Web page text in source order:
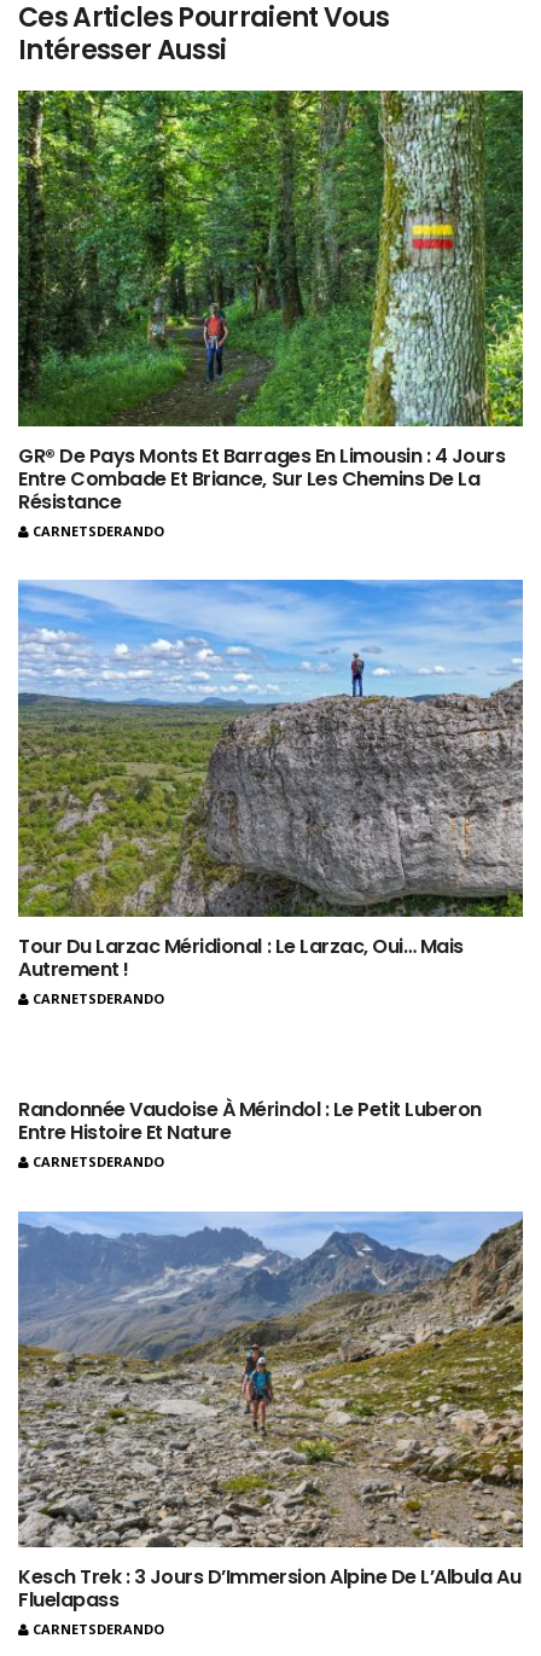
Ces Articles Pourraient Vous
Intéresser Aussi
GR® De Pays Monts Et Barrages En Limousin : 4 Jours
Entre Combade Et Briance, Sur Les Chemins De La
Résistance
CARNETSDERANDO
Tour Du Larzac Méridional : Le Larzac, Oui… Mais
Autrement !
CARNETSDERANDO
Randonnée Vaudoise À Mérindol : Le Petit Luberon
Entre Histoire Et Nature
CARNETSDERANDO
Kesch Trek : 3 Jours D’Immersion Alpine De L’Albula Au
Fluelapass
CARNETSDERANDO